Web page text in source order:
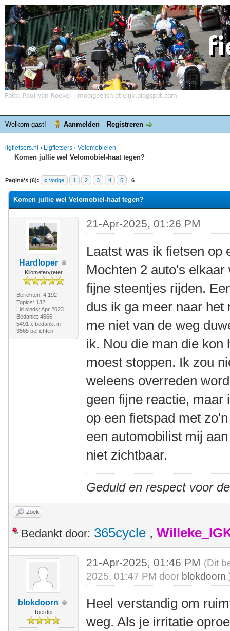
Welkom gast! Aanmelden Registreren
ligfietsers.nl › Ligfietsers › Velomobielen
Komen jullie wel Velomobiel-haat tegen?
Pagina's (6): « Vorige 1 2 3 4 5 6
waardering is 0
Komen jullie wel Velomobiel-haat tegen?
Hardloper
Kilometervreter
Berichten: 4.192
Topics: 132
Lid sinds: Apr 2023
Bedankt: 4666
5491 x bedankt in
3565 berichten
21-Apr-2025, 01:26 PM
Laatst was ik fietsen op
Mochten 2 auto's
fijne steentjes rijden.
dus ik ga meer naar
me niet van de weg
ik. Nou die man die kon
moest stoppen. Ik zou
weleens overreden
geen fijne reactie, maar
op een fietspad met
een automobilist mij
niet zichtbaar.
Geduld en respect voor
Zoek
Bedankt door: 365cycle ,
blokdoorn
Toerder
21-Apr-2025, 01:46 PM (Dit
2025, 01:47 PM door blokdoorn
Heel verstandig om
weg. Als je irritatie